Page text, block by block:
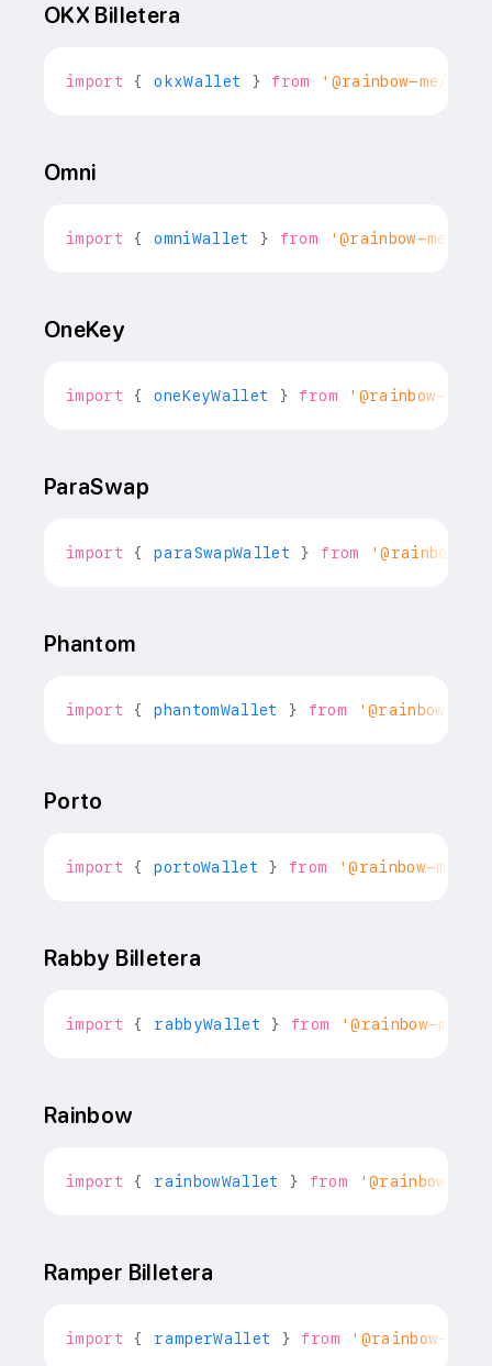
OKX Billetera
import { okxWallet } from '@rainbow-me/
Omni
import { omniWallet } from '@rainbow-me/
OneKey
import { oneKeyWallet } from '@rainbow-
ParaSwap
import { paraSwapWallet } from '@rainbow-
Phantom
import { phantomWallet } from '@rainbow-
Porto
import { portoWallet } from '@rainbow-me/
Rabby Billetera
import { rabbyWallet } from '@rainbow-me/
Rainbow
import { rainbowWallet } from '@rainbow-
Ramper Billetera
import { ramperWallet } from '@rainbow-